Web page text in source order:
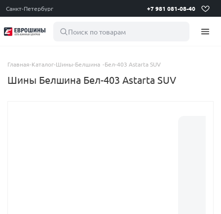
Санкт-Петербург +7 981 081-08-40
Поиск по товарам
Главная-Каталог-Шины-Белшина -Бел-403 Astarta SUV
Шины Белшина Бел-403 Astarta SUV